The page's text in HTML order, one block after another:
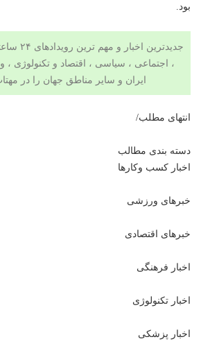
بود.
، اجتماعی ، سیاسی ، اقتصاد و تکنولوژی ،
ایران و سایر مناطق جهان را در
انتهای مطلب/
دسته بندی مطالب
اخبار کسب وکارها
خبرهای ورزشی
خبرهای اقتصادی
اخبار فرهنگی
اخبار تکنولوژی
اخبار پزشکی